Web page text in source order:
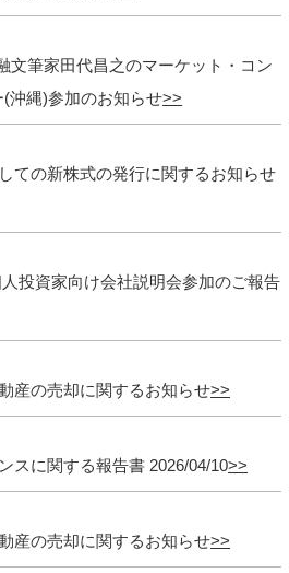
文筆家田代昌之のマーケット・コン
沖縄)参加のお知らせ
ての新株式の発行に関するお知らせ
投資家向け会社説明会参加のご報告
産の売却に関するお知らせ
スに関する報告書 2026/04/10
産の売却に関するお知らせ